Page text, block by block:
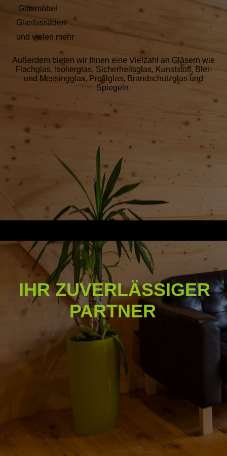
Glasmöbel
Glasfassaden
und vielen mehr
Außerdem bieten wir Ihnen eine Vielzahl an Gläsern wie
Flachglas, Isolierglas, Sicherheitsglas, Kunststoff, Blei-
und Messingglas, Profilglas, Brandschutzglas und
Spiegeln.
IHR ZUVERLÄSSIGER
PARTNER